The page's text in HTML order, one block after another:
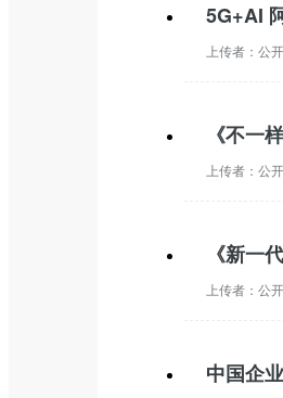
5G+AI
上传者： 公
《不一
上传者： 公
《新一
上传者： 公
中国企